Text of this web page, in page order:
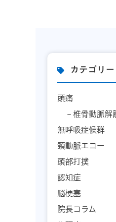
カテゴリー
頭痛
椎骨動脈解
無呼吸症候群
頸動脈エコー
頭部打撲
認知症
脳梗塞
院長コラム